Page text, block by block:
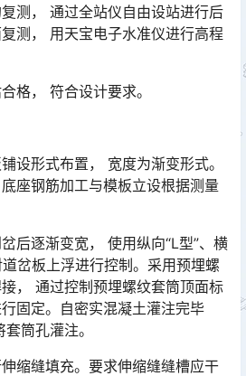
测， 通过全站仪自由设站进行后
测， 用天宝电子水准仪进行高程
格， 符合设计要求。
设形式布置， 宽度为渐变形式。
座钢筋加工与模板立设根据测量
后逐渐变宽， 使用纵向“L型”、横
岔板上浮进行控制。采用预埋螺
， 通过控制预埋螺纹套筒顶面标
固定。自密实混凝土灌注完毕
筒孔灌注。󠅅󠅃󠄵󠅂󠄪󠇖󠆨󠆨󠇕󠆞󠆒󠅬󠇘󠆭󠆘󠇙󠆝󠅵󠇗󠆭󠆁󠄐󠇗󠅹󠅸󠇖󠆍󠅳󠇖󠅹󠅰󠇖󠆌󠅹
缩缝填充。要求伸缩缝缝槽应干